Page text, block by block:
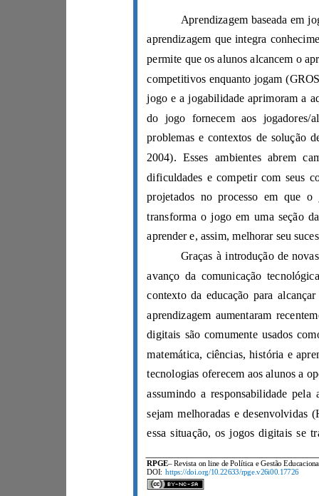
RPGE
DOI: https://doi.org/10.22633/rpge.v26i00.17726